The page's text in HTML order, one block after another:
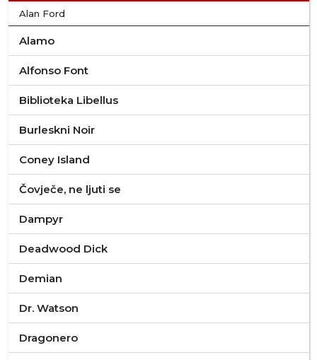
Alan Ford
Alamo
Alfonso Font
Biblioteka Libellus
Burleskni Noir
Coney Island
Čovječe, ne ljuti se
Dampyr
Deadwood Dick
Demian
Dr. Watson
Dragonero